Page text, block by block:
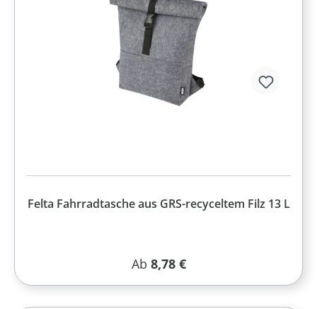
Felta Fahrradtasche aus GRS-recyceltem Filz 13 L
Regulärer Preis:
Ab 8,78 €